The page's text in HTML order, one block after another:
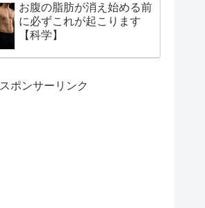
お腹の脂肪が消え始める前
に必ずこれが起こります
【科学】
スポンサーリンク